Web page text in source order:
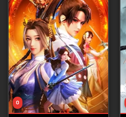
Tập 31
Tập 32
Tập 33
Tập 34
Tập 35
Tập 36
0